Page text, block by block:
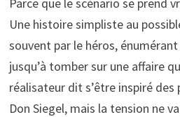
Une histoire simpliste au
souvent par le héros,
jusqu’à tomber sur une affaire
réalisateur dit s’être inspiré
Don Siegel, mais la tension ne